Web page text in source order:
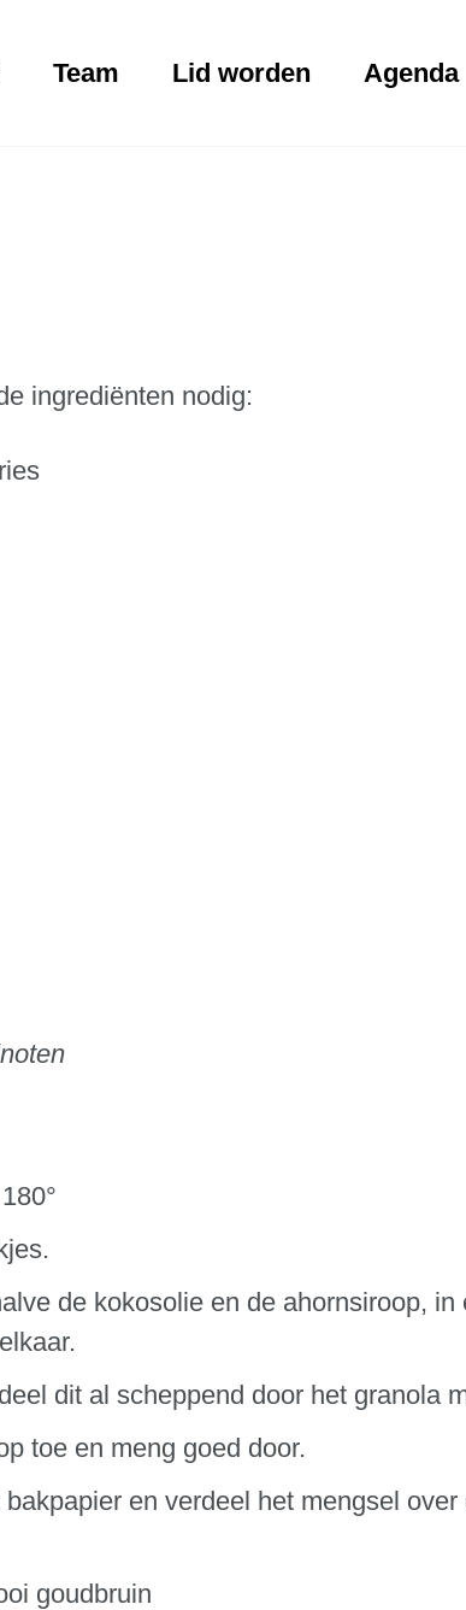
Team Lid worden Agenda
ingrediënten nodig:
de kokosolie en de ahornsiroop, in
dit al scheppend door het granola
toe en meng goed door.
en verdeel het mengsel over
goudbruin